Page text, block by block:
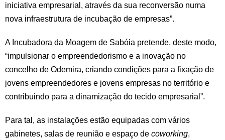
iniciativa empresarial, através da sua reconversão numa
nova infraestrutura de incubação de empresas”.
A Incubadora da Moagem de Sabóia pretende, deste modo,
“impulsionar o empreendedorismo e a inovação no
concelho de Odemira, criando condições para a fixação de
jovens empreendedores e jovens empresas no território e
contribuindo para a dinamização do tecido empresarial”.
Para tal, as instalações estão equipadas com vários
gabinetes, salas de reunião e espaço de coworking,